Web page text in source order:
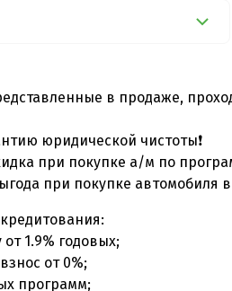
в продаже,
юридической чистоты❗
при покупке а/м по
при покупке автомобиля
1.9% годовых;
от 0%;
программ;